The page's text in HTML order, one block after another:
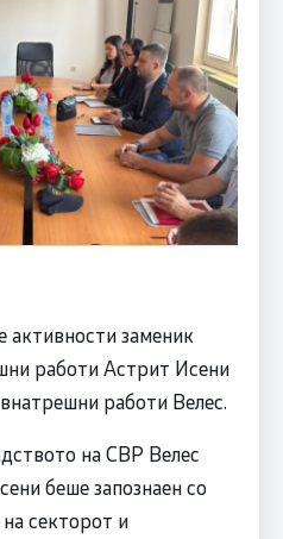
заменик
работи Астрит Исени
работи Велес.
на СВР Велес
беше запознаен со
секторот и